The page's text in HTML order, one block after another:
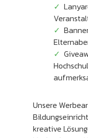
Unsere
kreative